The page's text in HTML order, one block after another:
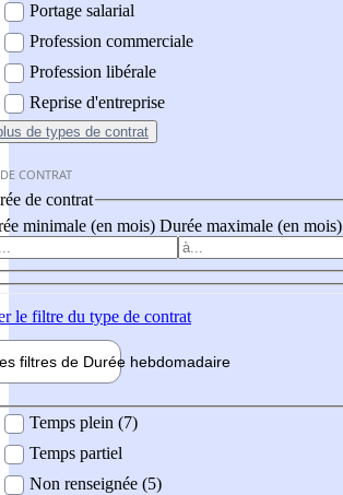
Portage salarial
Profession commerciale
Profession libérale
Reprise d'entreprise
de types de contrat
CONTRAT
de contrat
minimale (en mois) Durée maximale (en mois)
le filtre du type de contrat
filtres de Durée hebdomadaire
Temps plein (7)
Temps partiel
Non renseignée (5)